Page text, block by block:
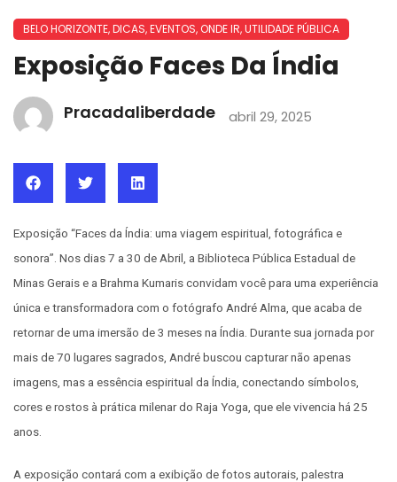
BELO HORIZONTE,DICAS,EVENTOS, ONDE IR,UTILIDADE PÚBLICA
Exposição Faces Da Índia
Pracadaliberdade abril 29, 2025
Exposição “Faces da Índia: uma viagem espiritual, fotográfica e
sonora”. Nos dias 7 a 30 de Abril, a Biblioteca Pública Estadual de
Minas Gerais e a Brahma Kumaris convidam você para uma experiência
única e transformadora com o fotógrafo André Alma, que acaba de
retornar de uma imersão de 3 meses na Índia. Durante sua jornada por
mais de 70 lugares sagrados, André buscou capturar não apenas
imagens, mas a essência espiritual da Índia, conectando símbolos,
cores e rostos à prática milenar do Raja Yoga, que ele vivencia há 25
anos.
A exposição contará com a exibição de fotos autorais, palestra